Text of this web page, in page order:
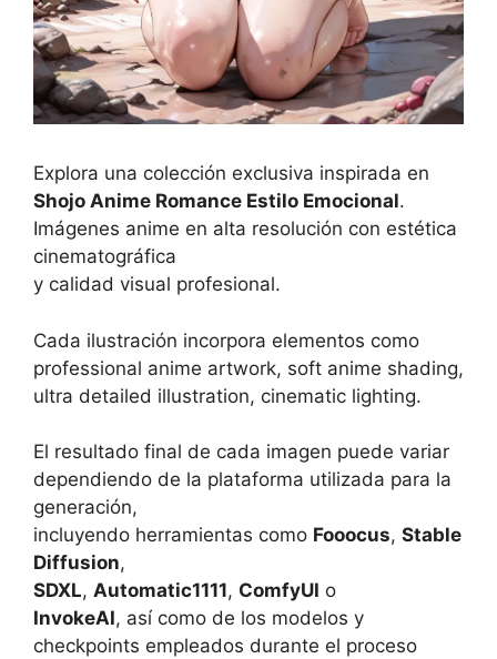
Explora una colección exclusiva inspirada en
Shojo Anime Romance Estilo Emocional.
Imágenes anime en alta resolución con estética
cinematográfica
y calidad visual profesional.
Cada ilustración incorpora elementos como
professional anime artwork, soft anime shading,
ultra detailed illustration, cinematic lighting.
El resultado final de cada imagen puede variar
dependiendo de la plataforma utilizada para la
generación,
incluyendo herramientas como Fooocus, Stable
Diffusion,
SDXL, Automatic1111, ComfyUI o
InvokeAI, así como de los modelos y
checkpoints empleados durante el proceso